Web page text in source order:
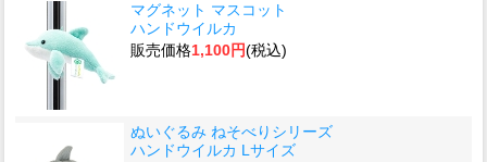
マグネット マスコット
ハンドウイルカ
販売価格1,100円(税込)
ぬいぐるみ ねそべりシリーズ
ハンドウイルカ Lサイズ